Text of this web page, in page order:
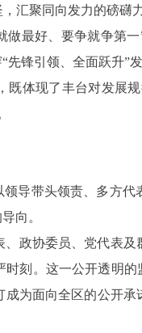
汇聚同向发力的磅
最好、要争就争第
先锋引领、全面跃升”
既体现了丰台对发展
导带头领责、多方
向。
政协委员、党代表
时刻。这一公开透明的
为面向全区的公开